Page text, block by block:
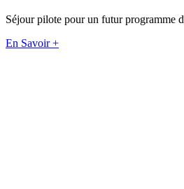
Séjour pilote pour un futur programme
En Savoir +